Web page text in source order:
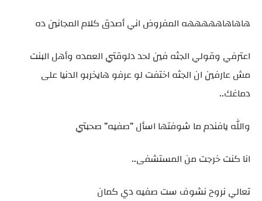
هاهاهاهههههه المفروض اني أصدق كلام المجانين ده
اعترفي وقولي الجثه فين لحد دلوقتي العمده وأهل البنت
مش عارفين ان الجثه اختفت لو عرفو هايخربو الدنيا على
دماغك..
والله يافندم ما شوفتها اسأل ”صفيه” صحبتي
انا كنت خرجت من المستشفى..
تعالي نروح نشوف ست صفيه دي كمان